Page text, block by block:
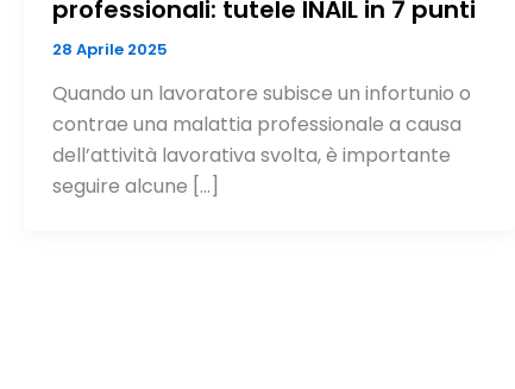
professionali: tutele INAIL in 7 punti
28 Aprile 2025
Quando un lavoratore subisce un infortunio o
contrae una malattia professionale a causa
dell’attività lavorativa svolta, è importante
seguire alcune […]